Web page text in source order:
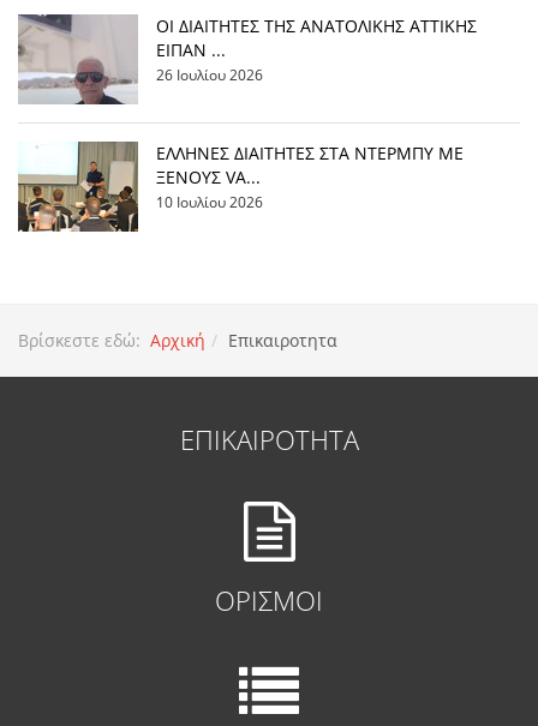
ΟΙ ΔΙΑΙΤΗΤΕΣ ΤΗΣ ΑΝΑΤΟΛΙΚΗΣ ΑΤΤΙΚΗΣ
ΕΙΠΑΝ ...
26 Ιουλίου 2026
EΛΛΗΝΕΣ ΔΙΑΙΤΗΤΕΣ ΣΤΑ ΝΤΕΡΜΠΥ ΜΕ
ΞΕΝΟΥΣ VA...
10 Ιουλίου 2026
Βρίσκεστε εδώ: Αρχική Επικαιροτητα
ΕΠΙΚΑΙΡΟΤΗΤΑ
ΟΡΙΣΜΟΙ